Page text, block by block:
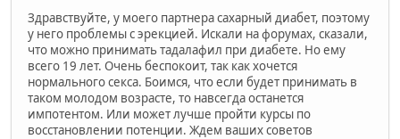
Здравствуйте, у моего партнера сахарный диабет, поэтому
у него проблемы с эрекцией. Искали на форумах, сказали,
что можно принимать тадалафил при диабете. Но ему
всего 19 лет. Очень беспокоит, так как хочется
нормального секса. Боимся, что если будет принимать в
таком молодом возрасте, то навсегда останется
импотентом. Или может лучше пройти курсы по
восстановлении потенции. Ждем ваших советов